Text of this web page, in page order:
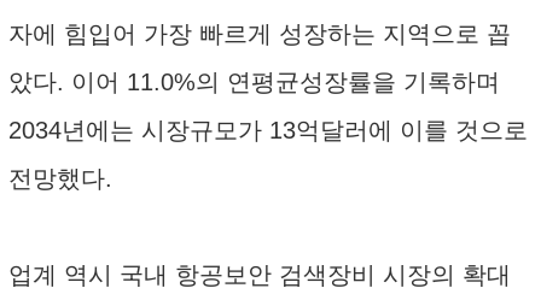
자에 힘입어 가장 빠르게 성장하는 지역으로 꼽
았다. 이어 11.0%의 연평균성장률을 기록하며
2034년에는 시장규모가 13억달러에 이를 것으로
전망했다.
업계 역시 국내 항공보안 검색장비 시장의 확대